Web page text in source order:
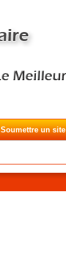
Soumettre un site